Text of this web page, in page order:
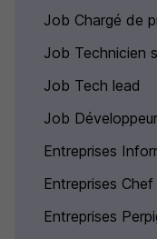
Job Chargé de
Job Technicien
Job Tech lead
Job
Entreprises
Entreprises
Entreprises